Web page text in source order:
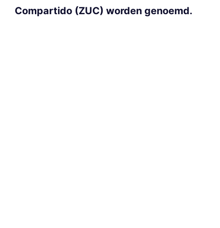
Compartido (ZUC) worden genoemd.